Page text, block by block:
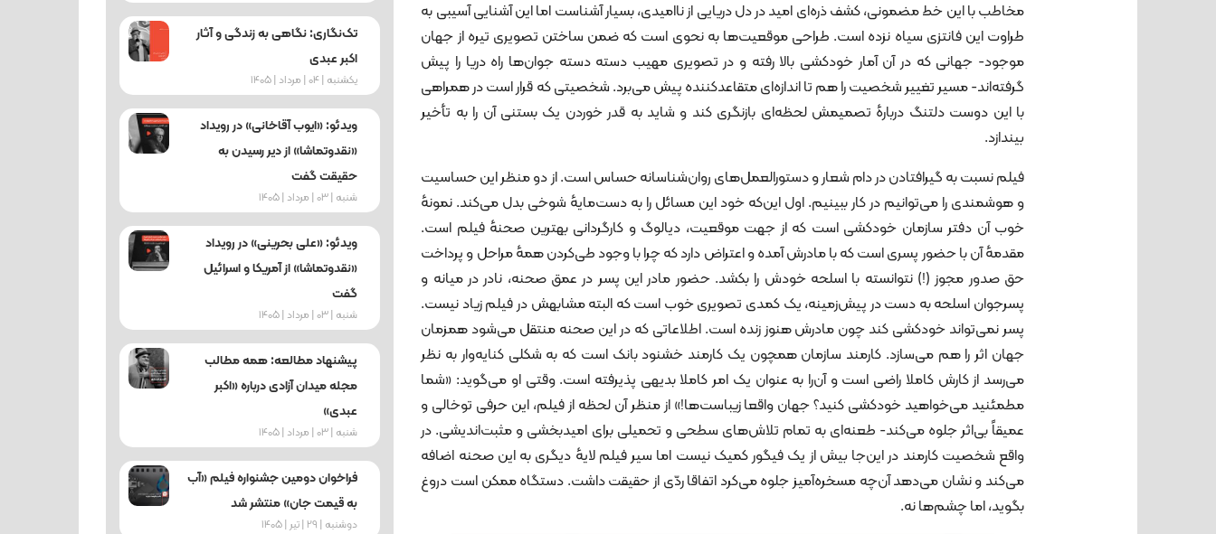
مخاطب با این خط مضمونی، کشف ذره‌ای امید در دل دریایی از ناامیدی، بسیار آشناست اما این آشنایی آسیبی به
طراوت این فانتزی سیاه نزده است. طراحی موقعیت‌ها به نحوی است که ضمن ساختن تصویری تیره از جهان
موجود- جهانی که در آن آمار خودکشی بالا رفته و در تصویری مهیب دسته دسته جوان‌ها راه دریا را پیش
گرفته‌اند- مسیر تغییر شخصیت را هم تا اندازه‌ای متقاعدکننده پیش می‌برد. شخصیتی که قرار است در همراهی
با این دوست دلتنگ دربارهٔ تصمیمش لحظه‌ای بازنگری کند و شاید به قدر خوردن یک بستنی آن ‌را به تأخیر
بیندازد.
فیلم نسبت به گیرافتادن در دام شعار و دستورالعمل‌های روان‌شناسانه حساس است. از دو منظر این حساسیت
و هوشمندی را می‌توانیم در کار ببینیم. اول این‌که خود این مسائل را به دست‌مایهٔ شوخی بدل می‌کند. نمونهٔ
خوب آن دفتر سازمان خودکشی است که از جهت موقعیت، دیالوگ و کارگردانی بهترین صحنهٔ فیلم است.
مقدمهٔ آن با حضور پسری است که با مادرش آمده و اعتراض دارد که چرا با وجود طی‌کردن همهٔ مراحل و پرداخت
حق صدور مجوز (!) نتوانسته با اسلحه خودش را بکشد. حضور مادر این پسر در عمق صحنه، نادر در میانه و
پسرجوان اسلحه ‌به‌ دست در پیش‌زمینه، یک کمدی تصویری خوب است که البته مشابهش در فیلم زیاد نیست.
پسر نمی‌تواند خودکشی کند چون مادرش هنوز زنده است. اطلاعاتی که در این صحنه منتقل می‌شود همزمان
جهان اثر را هم می‌سازد. کارمند سازمان همچون یک کارمند خشنود بانک است که به شکلی کنایه‌وار به نظر
می‌رسد از کارش کاملا راضی است و آن‌را به عنوان یک امر کاملا بدیهی پذیرفته است. وقتی او می‌گوید: «شما
مطمئنید می‌‌خواهید خودکشی کنید؟ جهان واقعا زیبا‌ست‌ها!» از منظر آن لحظه از فیلم، این حرفی توخالی و
عمیقاً بی‌اثر جلوه می‌کند- طعنه‌ای به تمام تلاش‌های سطحی و تحمیلی برای امید‌بخشی و مثبت‌اندیشی. در
واقع شخصیت کارمند در این‌جا بیش از یک فیگور کمیک نیست اما سیر فیلم لایهٔ دیگری به این صحنه اضافه
می‌کند و نشان می‌دهد آن‌چه مسخره‌آمیز جلوه می‌کرد اتفاقا ردّی از حقیقت داشت. دستگاه ممکن است دروغ
بگوید، اما چشم‌ها نه.
تک‌نگاری: نگاهی به زندگی و آثار
اکبر عبدی
یکشنبه | 04 | مرداد | 1405
ویدئو: «ایوب آقاخانی» در رویداد
«نقدوتماشا» از دیر رسیدن به
حقیقت گفت
شنبه | 03 | مرداد | 1405
ویدئو: «علی بحرینی» در رویداد
«نقدوتماشا» از آمریکا و اسرائیل
گفت
شنبه | 03 | مرداد | 1405
پیشنهاد مطالعه: همه مطالب
مجله میدان آزادی درباره «اکبر
عبدی»
شنبه | 03 | مرداد | 1405
فراخوان دومین جشنواره فیلم «آب
به قیمت جان» منتشر شد
دوشنبه | 29 | تیر | 1405